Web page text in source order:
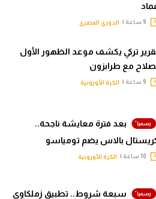
الدوري المصري
تركي يكشف موعد الظهور الأول
مع طرابزون
الكرة الأوروبية
بعد فترة معايشة ناجحة..
بالاس يضم تومياسو
الكرة الأوروبية
سبعة شروط.. تطبيق زملكاوي